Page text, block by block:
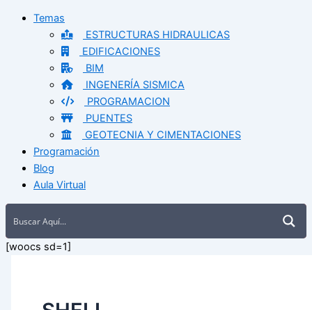
Temas
ESTRUCTURAS HIDRAULICAS
EDIFICACIONES
BIM
INGENERÍA SISMICA
PROGRAMACION
PUENTES
GEOTECNIA Y CIMENTACIONES
Programación
Blog
Aula Virtual
[woocs sd=1]